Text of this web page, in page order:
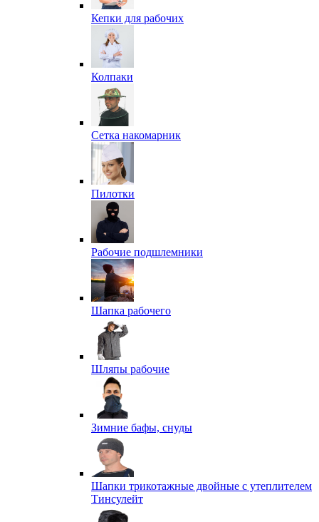
Кепки для рабочих
Колпаки
Сетка накомарник
Пилотки
Рабочие подшлемники
Шапка рабочего
Шляпы рабочие
Зимние бафы, снуды
Шапки трикотажные двойные с утеплителем
Тинсулейт